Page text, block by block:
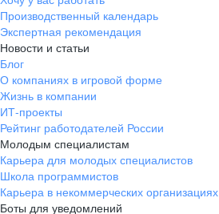
+7 423 202-33-28
pr@dv.hh.ru
Новосибирск
ул. Большевистская, д. 35,
помещение 21
+7 383 207-94-64
pr@nsk.hh.ru
Минск
Производственный календарь
Экспертная рекомендация
Новости и статьи
Блог
О компаниях в игровой форме
Жизнь в компании
ИТ-проекты
Рейтинг работодателей России
Молодым специалистам
Карьера для молодых специалистов
Школа программистов
Карьера в некоммерческих организациях
Боты для уведомлений